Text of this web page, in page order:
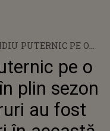
PUTERNIC PE O
ÎN PLIN
DOUĂ BARURI AU
DE FLĂCĂRI ÎN
pe o
plin sezon
au fost